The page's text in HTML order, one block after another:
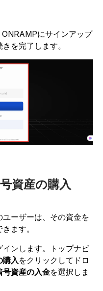
にサインアップ
を完了します。
資産の購入
ーザーは、その資金を
ます。
ンします。トップナビ
購入をクリックしてドロ
号資産の入金を選択しま